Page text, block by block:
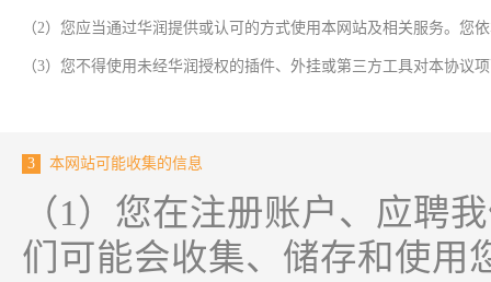
（2）您应当通过华润提供或认可的方式使用本网站及相关服务。您
（3）您不得使用未经华润授权的插件、外挂或第三方工具对本协议
3 本网站可能收集的信息
（1）您在注册账户、应聘
们可能会收集、储存和使用